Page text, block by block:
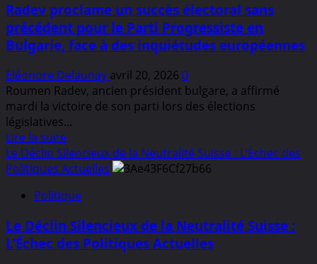
discussions
avec
Washington
la
veille
de
l’expiration
du
cessez-
le-
Radev proclame un succès électoral sans
précédent pour le Parti Progressiste en
Bulgarie, face à des inquiétudes européennes
Éléonore Delaunay avril 20, 2026 0
Roumen Radev, ancien président bulgare, a affirmé
mardi la victoire de son parti lors des élections
législatives...
Lire la suiteEn
savoir
plus
Radev
un
succès
Le Déclin Silencieux de la Neutralité Suisse : L’Échec des
Politiques Actuelles
Politique
Le Déclin Silencieux de la Neutralité Suisse :
L’Échec des Politiques Actuelles